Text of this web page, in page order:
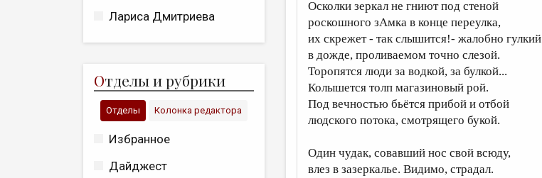
Лариса Дмитриева
Отделы и рубрики
Отделы Колонка редактора
Избранное
Дайджест
Осколки зеркал не гниют под стеной
роскошного зАмка в конце переулка,
их скрежет - так слышится!- жалобно гулкий
в дожде, проливаемом точно слезой.
Торопятся люди за водкой, за булкой...
Колышется толп магазиновый рой.
Под вечностью бьётся прибой и отбой
людского потока, смотрящего букой.
Один чудак, совавший нос свой всюду,
влез в зазеркалье. Видимо, страдал.